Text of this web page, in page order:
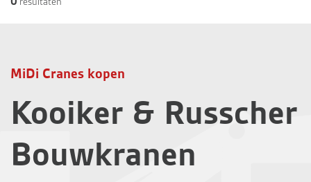
MiDi Cranes kopen
Kooiker & Russcher
Bouwkranen